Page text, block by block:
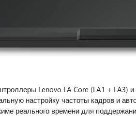
Lenovo LA Core (LA1 + LA3) и
настройку частоты кадров и
реального времени для